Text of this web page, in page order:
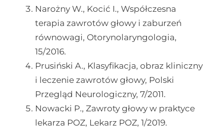
Narożny W., Kocić I., Współczesna
terapia zawrotów głowy i zaburzeń
równowagi, Otorynolaryngologia,
15/2016.
Prusiński A., Klasyfikacja, obraz kliniczny
i leczenie zawrotów głowy, Polski
Przegląd Neurologiczny, 7/2011.
Nowacki P., Zawroty głowy w praktyce
lekarza POZ, Lekarz POZ, 1/2019.